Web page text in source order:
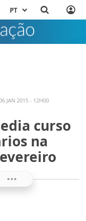
PT
JAN 2015 - 12H00
curso
na